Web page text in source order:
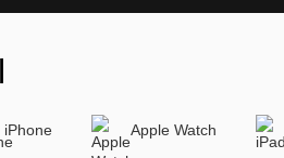
iPhone Apple Watch